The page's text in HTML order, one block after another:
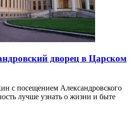
дворец в Царском
с посещением Александровского
лучше узнать о жизни и быте